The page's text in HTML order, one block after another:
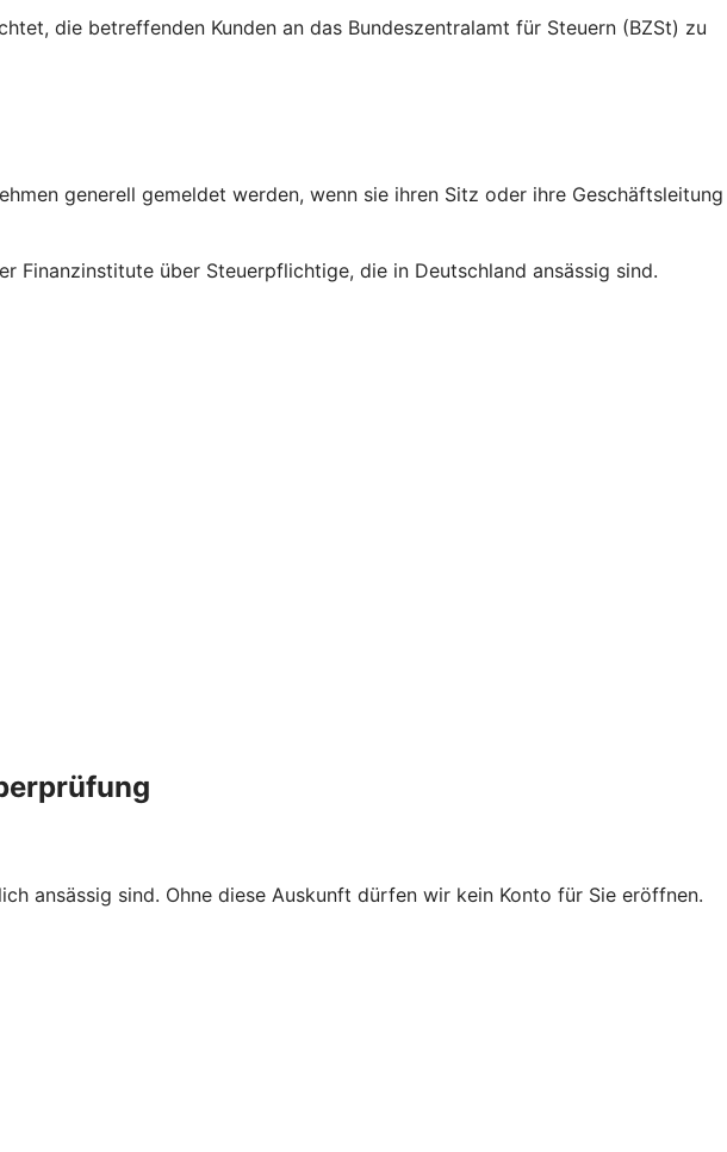
die betreffenden Kunden an das Bundeszentralamt für Steuern (BZSt) zu
generell gemeldet werden, wenn sie ihren Sitz oder ihre Geschäftsleitung
Finanzinstitute über Steuerpflichtige, die in Deutschland ansässig sind.
ansässig sind. Ohne diese Auskunft dürfen wir kein Konto für Sie eröffnen.